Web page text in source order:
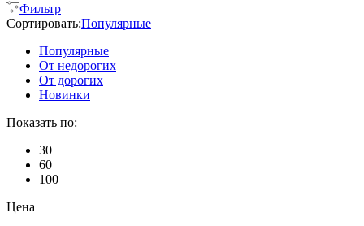
Фильтр
Сортировать:Популярные
Популярные
От недорогих
От дорогих
Новинки
Показать по:
30
60
100
Цена